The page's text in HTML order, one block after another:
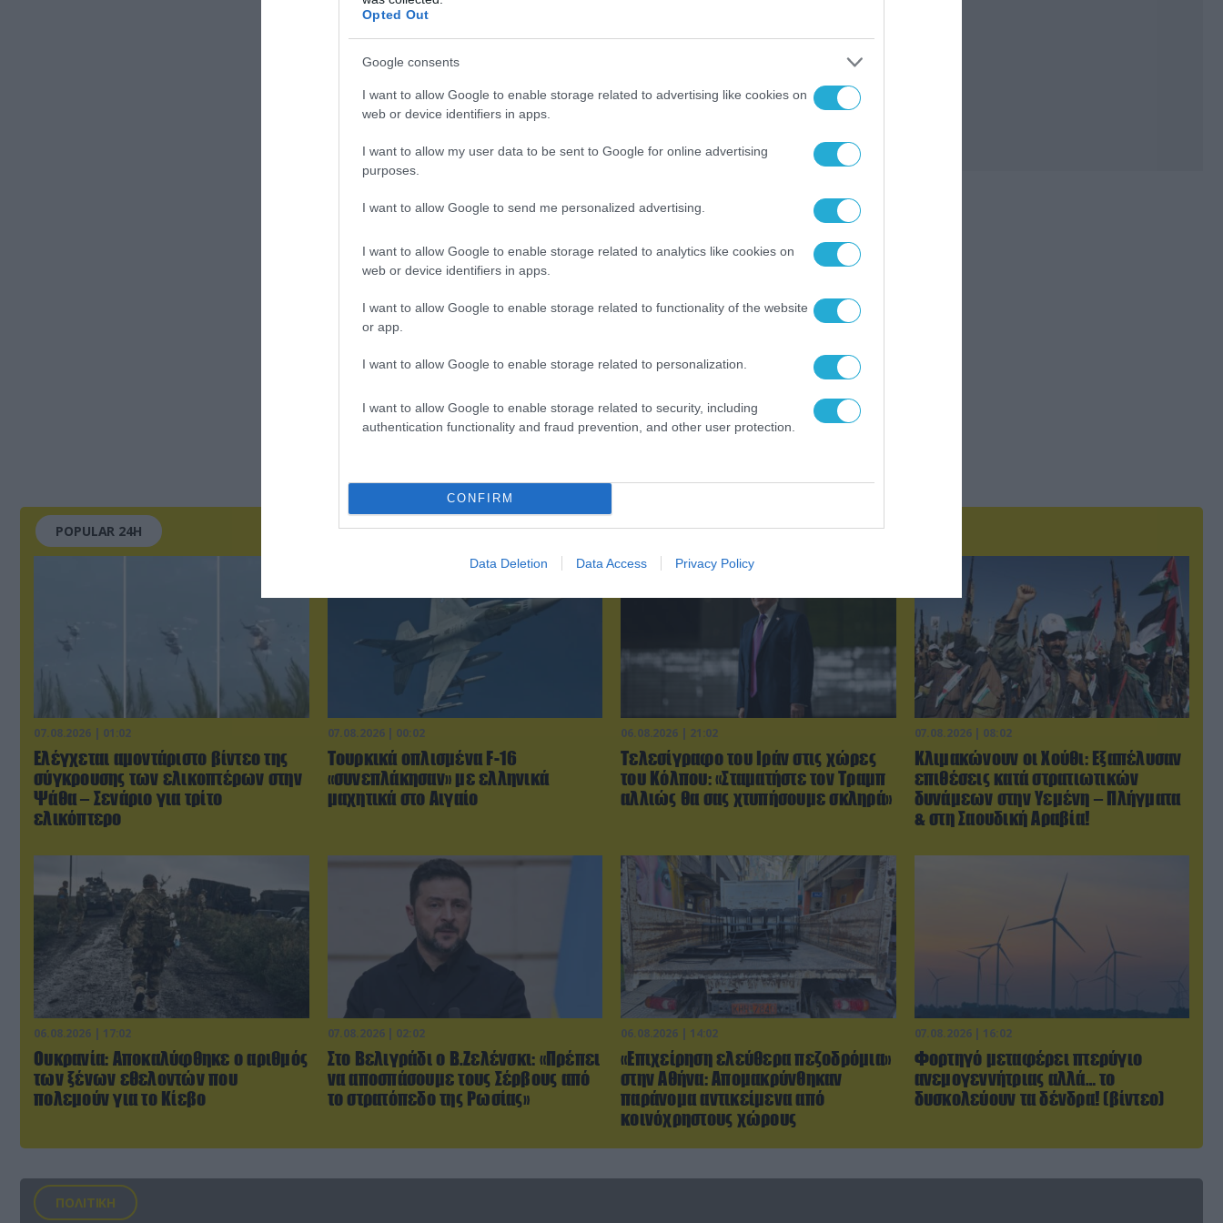
Opted Out
Google consents
I want to allow Google to enable storage related to advertising like cookies on
web or device identifiers in apps.
I want to allow my user data to be sent to Google for online advertising
purposes.
I want to allow Google to send me personalized advertising.
I want to allow Google to enable storage related to analytics like cookies on
web or device identifiers in apps.
I want to allow Google to enable storage related to functionality of the website
or app.
I want to allow Google to enable storage related to personalization.
I want to allow Google to enable storage related to security, including
authentication functionality and fraud prevention, and other user protection.
CONFIRM
Data Deletion Data Access Privacy Policy
POPULAR 24H
07.08.2026 | 01:02
Ελέγχεται αμοντάριστο βίντεο της
σύγκρουσης των ελικοπτέρων στην
Ψάθα – Σενάριο για τρίτο
ελικόπτερο
07.08.2026 | 00:02
Τουρκικά οπλισμένα F-16
«συνεπλάκησαν» με ελληνικά
μαχητικά στο Αιγαίο
06.08.2026 | 21:02
Τελεσίγραφο του Ιράν στις χώρες
του Κόλπου: «Σταματήστε τον Τραμπ
αλλιώς θα σας χτυπήσουμε σκληρά»
07.08.2026 | 08:02
Κλιμακώνουν οι Χούθι: Eξαπέλυσαν
επιθέσεις κατά στρατιωτικών
δυνάμεων στην Υεμένη – Πλήγματα
& στη Σαουδική Αραβία!
06.08.2026 | 17:02
Ουκρανία: Αποκαλύφθηκε ο αριθμός
των ξένων εθελοντών που
πολεμούν για το Κίεβο
07.08.2026 | 02:02
Στο Βελιγράδι ο Β.Ζελένσκι: «Πρέπει
να αποσπάσουμε τους Σέρβους από
το στρατόπεδο της Ρωσίας»
06.08.2026 | 14:02
«Επιχείρηση ελεύθερα πεζοδρόμια»
στην Αθήνα: Απομακρύνθηκαν
παράνομα αντικείμενα από
κοινόχρηστους χώρους
07.08.2026 | 16:02
Φορτηγό μεταφέρει πτερύγιο
ανεμογεννήτριας αλλά… το
δυσκολεύουν τα δένδρα! (βίντεο)
ΠΟΛΙΤΙΚΗ